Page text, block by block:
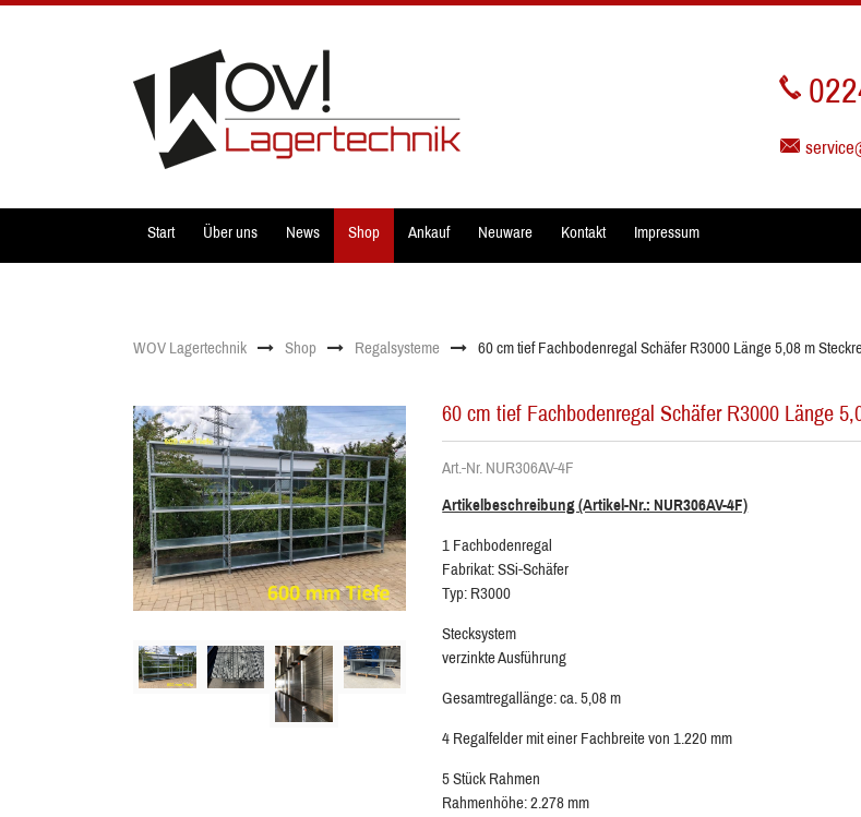
Start Über uns News Shop Ankauf Neuware Kontakt Impressum
WOV Lagertechnik Shop Regalsysteme 60 cm tief Fachbodenregal Schäfer R3000 Länge 5,08 m
60 cm tief Fachbodenregal Schäfer R3000 Länge
Art.-Nr. NUR306AV-4F
Artikelbeschreibung (Artikel-Nr.: NUR306AV-4F)
1 Fachbodenregal
Fabrikat: SSi-Schäfer
Typ: R3000
Stecksystem
verzinkte Ausführung
Gesamtregallänge: ca. 5,08 m
4 Regalfelder mit einer Fachbreite von 1.220 mm
5 Stück Rahmen
Rahmenhöhe: 2.278 mm